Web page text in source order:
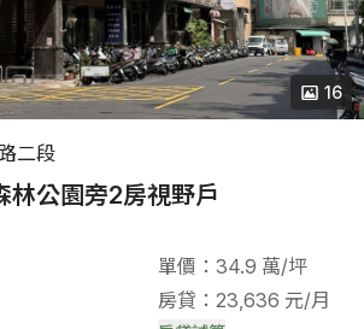
二段
林公園旁2房視野戶
16
單價：34.9 萬/坪
房貸：23,636 元/月